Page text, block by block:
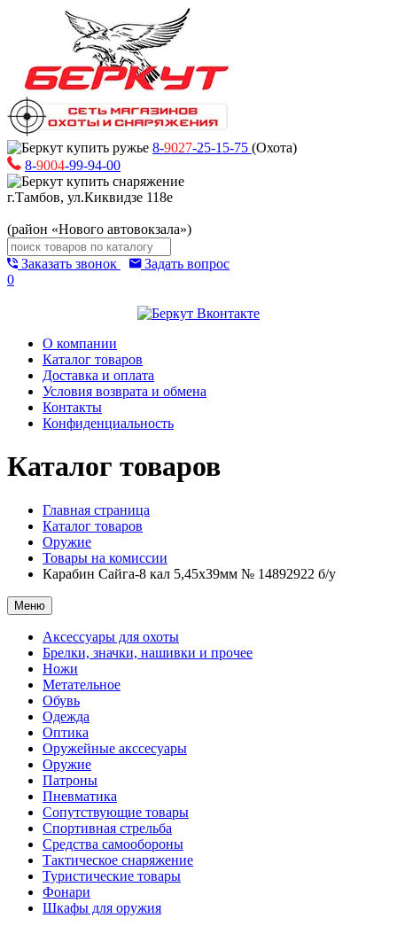
8-9027-25-15-75 (Охота)
8-9004-99-94-00
г.Тамбов, ул.Киквидзе 118е
(район «Нового автовокзала»)
Заказать звонок
Задать вопрос
0
О компании
Каталог товаров
Доставка и оплата
Условия возврата и обмена
Контакты
Конфиденциальность
Каталог товаров
Главная страница
Каталог товаров
Оружие
Товары на комиссии
Карабин Сайга-8 кал 5,45х39мм № 14892922 б/у
Меню
Аксессуары для охоты
Брелки, значки, нашивки и прочее
Ножи
Метательное
Обувь
Одежда
Оптика
Оружейные акссесуары
Оружие
Патроны
Пневматика
Сопутствующие товары
Спортивная стрельба
Средства самообороны
Тактическое снаряжение
Туристические товары
Фонари
Шкафы для оружия